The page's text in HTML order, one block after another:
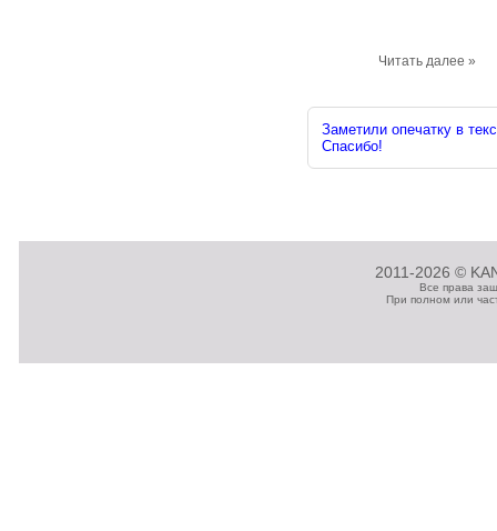
Читать далее »
Заметили опечатку в
Спасибо!
2011-2026 ©
Все права
При полном или